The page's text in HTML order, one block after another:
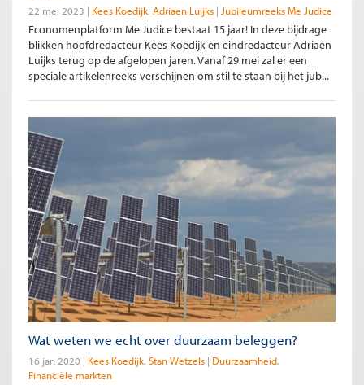
22 mei 2023 Kees Koedijk Adriaen Luijks Jubileumreeks Me Judice
Economenplatform Me Judice bestaat 15 jaar! In deze bijdrage
blikken hoofdredacteur Kees Koedijk en eindredacteur Adriaen
Luijks terug op de afgelopen jaren. Vanaf 29 mei zal er een
speciale artikelenreeks verschijnen om stil te staan bij het jub...
Wat weten we echt over duurzaam beleggen?
16 jan 2020 Kees Koedijk Stan Wetzels
Duurzaamheid
Financiële markten